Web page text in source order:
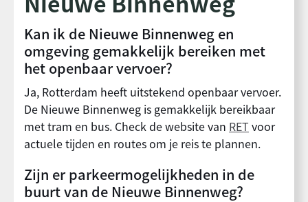
Kan ik de Nieuwe Binnenweg en
omgeving gemakkelijk bereiken met
het openbaar vervoer?
Ja, Rotterdam heeft uitstekend openbaar vervoer.
De Nieuwe Binnenweg is gemakkelijk bereikbaar
met tram en bus. Check de website van RET voor
actuele tijden en routes om je reis te plannen.
Zijn er parkeermogelijkheden in de
buurt van de Nieuwe Binnenweg?